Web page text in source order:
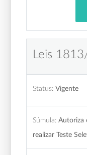
Leis
Status: Vigente
Súmula: Autoriza
realizar Teste